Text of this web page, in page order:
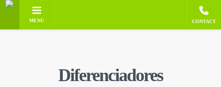
MENU CONTACT
Diferenciadores